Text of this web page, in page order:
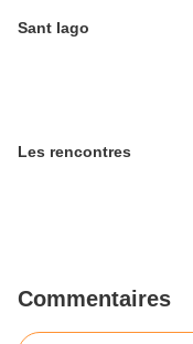
Sant Iago
Les rencontres
Commentaires